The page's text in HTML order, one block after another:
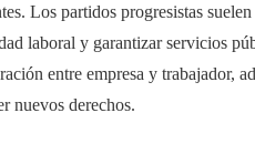
Los partidos progresistas
laboral y garantizar servicios
entre empresa y trabajador,
nuevos derechos.